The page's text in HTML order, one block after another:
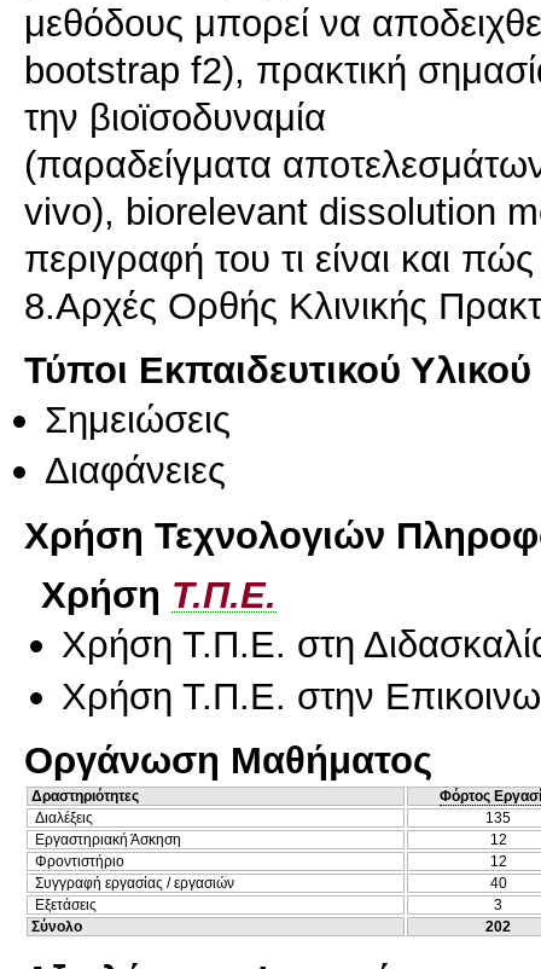
μεθόδους μπορεί να
bootstrap f2), πρακτική
την βιοϊσοδυναμία
(παραδείγματα
vivo), biorelevant dissolution
περιγραφή του τι είναι και
8.Αρχές Ορθής Κλινικής
Τύποι Εκπαιδευτικού Υλικού
Σημειώσεις
Διαφάνειες
Χρήση Τεχνολογιών
Χρήση Τ.Π.Ε.
Χρήση Τ.Π.Ε. στη
Χρήση Τ.Π.Ε. στην
Οργάνωση Μαθήματος
Δραστηριότητες
Φόρτος
Διαλέξεις
135
Εργαστηριακή Άσκηση
12
Φροντιστήριο
12
Συγγραφή εργασίας / εργασιών
40
Εξετάσεις
3
Σύνολο
202